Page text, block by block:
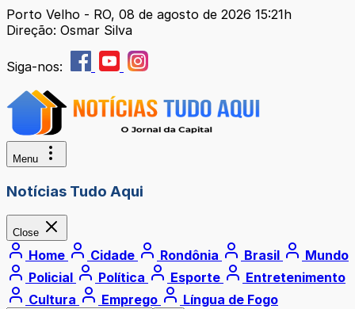
Porto Velho - RO, 08 de agosto de 2026 15:21h
Direção: Osmar Silva
Siga-nos:
Menu
Notícias Tudo Aqui
Close
Home Cidade Rondônia Brasil
Mundo
Policial
Política Esporte
Entretenimento
Cultura
Emprego Língua de Fogo